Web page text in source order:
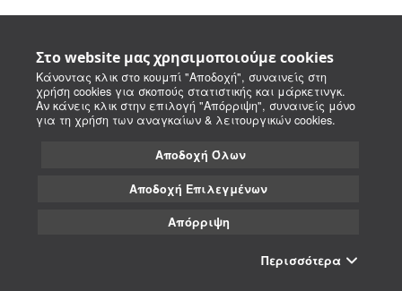
Στο website μας χρησιμοποιούμε cookies
Κάνοντας κλικ στο κουμπί "Αποδοχή", συναινείς στη
χρήση cookies για σκοπούς στατιστικής και μάρκετινγκ.
Αν κάνεις κλικ στην επιλογή "Απόρριψη", συναινείς μόνο
για τη χρήση των αναγκαίων & λειτουργικών cookies.
Αποδοχή Όλων
Αποδοχή Επιλεγμένων
Απόρριψη
Περισσότερα